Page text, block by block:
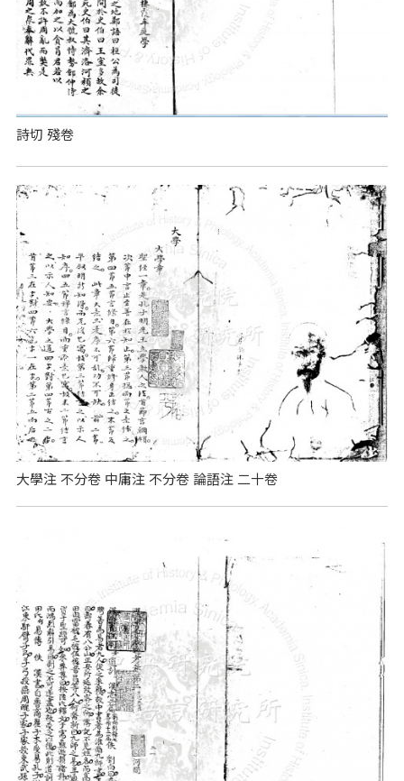
詩切 殘卷
大學注 不分卷 中庸注 不分卷 論語注 二十卷